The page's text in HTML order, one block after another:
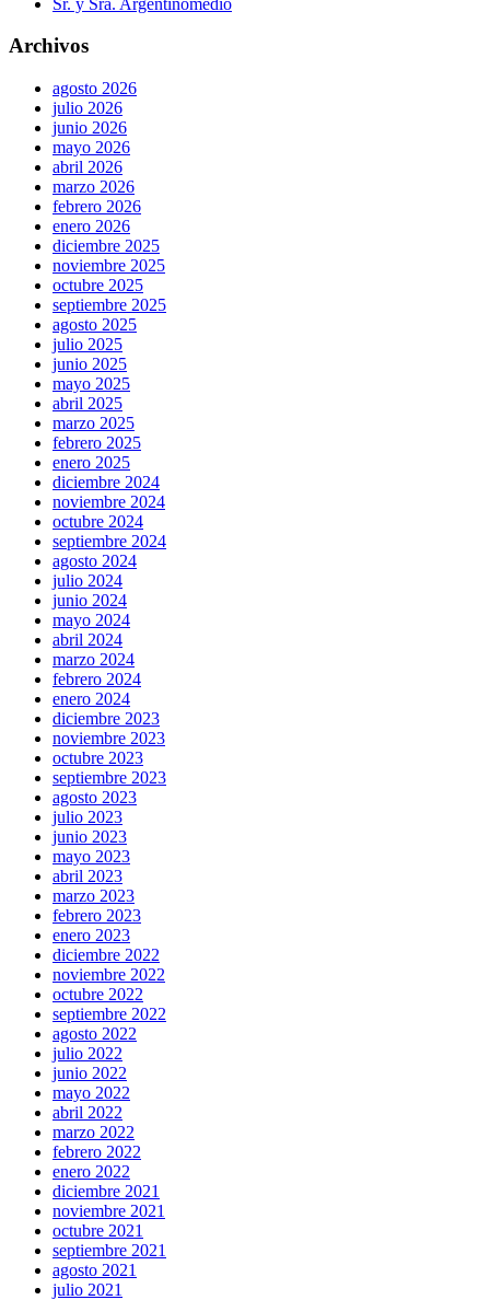
Archivos
agosto 2026
julio 2026
junio 2026
mayo 2026
abril 2026
marzo 2026
febrero 2026
enero 2026
diciembre 2025
noviembre 2025
octubre 2025
septiembre 2025
agosto 2025
julio 2025
junio 2025
mayo 2025
abril 2025
marzo 2025
febrero 2025
enero 2025
diciembre 2024
noviembre 2024
octubre 2024
septiembre 2024
agosto 2024
julio 2024
junio 2024
mayo 2024
abril 2024
marzo 2024
febrero 2024
enero 2024
diciembre 2023
noviembre 2023
octubre 2023
septiembre 2023
agosto 2023
julio 2023
junio 2023
mayo 2023
abril 2023
marzo 2023
febrero 2023
enero 2023
diciembre 2022
noviembre 2022
octubre 2022
septiembre 2022
agosto 2022
julio 2022
junio 2022
mayo 2022
abril 2022
marzo 2022
febrero 2022
enero 2022
diciembre 2021
noviembre 2021
octubre 2021
septiembre 2021
agosto 2021
julio 2021